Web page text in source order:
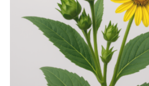
bekämpfen, während gleichzeitig
erhalten bleiben. An der Justus-
Gießen (JLU) erforscht die
Marc F. Schetelig am Institut für
Insektenbiotechnologie neue
biotechnologische Verfahren zur…